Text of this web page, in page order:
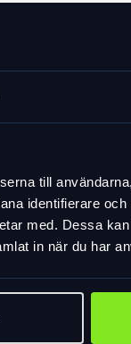
till
identifierare
med. Dessa
in när du har
och
tillsammans
justerbart
väskan
behov. Stor: 49
ur
när